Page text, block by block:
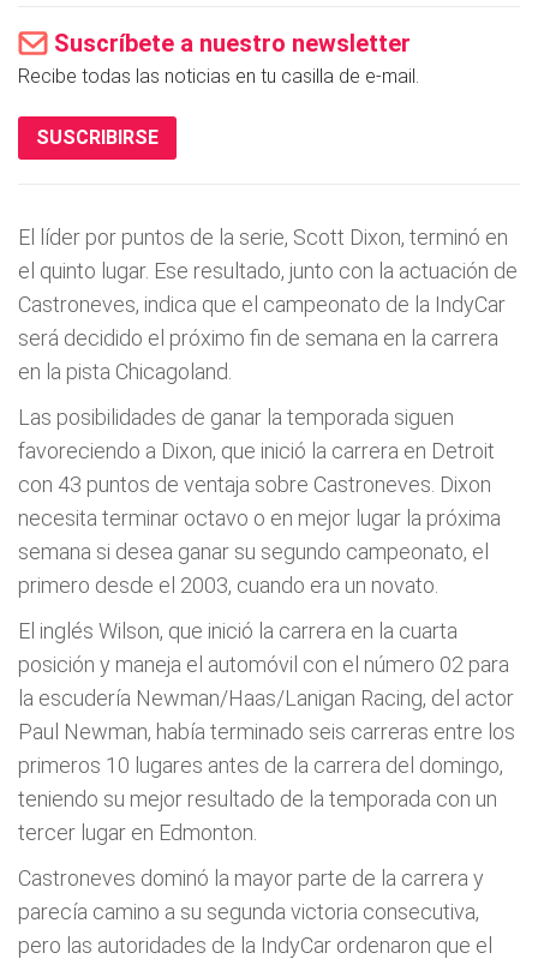
Suscríbete a nuestro newsletter
Recibe todas las noticias en tu casilla de e-mail.
SUSCRIBIRSE
El lí­der por puntos de la serie, Scott Dixon, terminó en
el quinto lugar. Ese resultado, junto con la actuación de
Castroneves, indica que el campeonato de la IndyCar
será decidido el próximo fin de semana en la carrera
en la pista Chicagoland.
Las posibilidades de ganar la temporada siguen
favoreciendo a Dixon, que inició la carrera en Detroit
con 43 puntos de ventaja sobre Castroneves. Dixon
necesita terminar octavo o en mejor lugar la próxima
semana si desea ganar su segundo campeonato, el
primero desde el 2003, cuando era un novato.
El inglés Wilson, que inició la carrera en la cuarta
posición y maneja el automóvil con el número 02 para
la escuderí­a Newman/Haas/Lanigan Racing, del actor
Paul Newman, habí­a terminado seis carreras entre los
primeros 10 lugares antes de la carrera del domingo,
teniendo su mejor resultado de la temporada con un
tercer lugar en Edmonton.
Castroneves dominó la mayor parte de la carrera y
parecí­a camino a su segunda victoria consecutiva,
pero las autoridades de la IndyCar ordenaron que el